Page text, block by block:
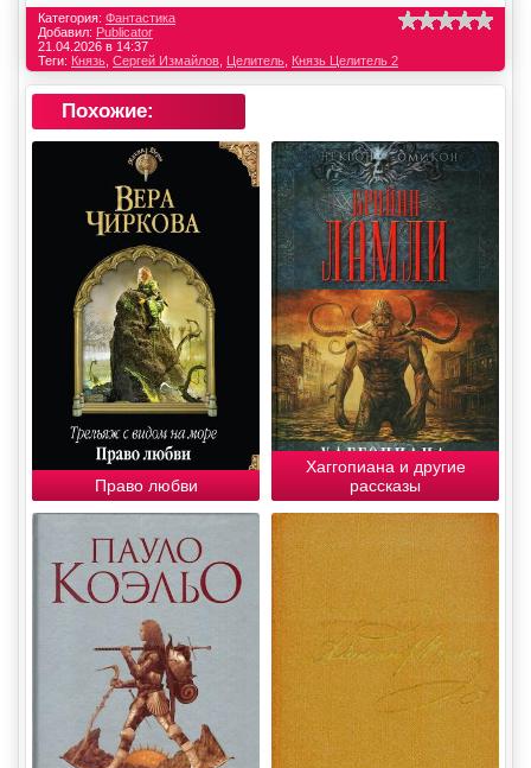
Категория: Фантастика
Добавил: Publicator
21.04.2026 в 14:37
Теги: Князь Сергей Измайлов Целитель Князь Целитель 2
Похожие:
Право любви
Хаггопиана и другие
рассказы